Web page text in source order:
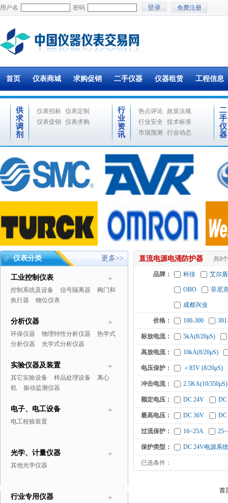
用户名 密码 免费注册
首页 仪表商城 求购促销 二手仪器 仪器租赁 工程信息
供
求
调
剂
仪表招标 仪表定制
仪表促销
仪表求购
行
业
资
讯
热点评论 政策法规
行业安全
技术标准
市场预测
行业动态
二
手
仪
器
仪表分类 更多>>
>
工业控制仪表
控制系统及设备 信号隔离器
阀门和
执行器
物位仪表
>
分析仪器
环保仪器 物理特性分析仪器
热学式
分析仪器
光学式分析仪器
>
实验仪器及装置
其它实验设备 样品处理设备
离心
机
振动监测仪器
>
电子、电工设备
电工校验装置
>
光学、计量仪器
其他光学仪器
>
行业专用仪器
推广商品 更多>>
直流电源电涌防护器 共0
品牌： 科佳 艾尔盾
OBO 菲尼
成都兴业
价格： 100-300
标放电流： 5kA(8/20μS)
高放电流： 10kA(8/20μS)
电压保护： ＜85V (8/20μS)
冲击电流： 2.5KA(10/350μS)
额定电压： DC 24V DC
最高电压： DC 36V DC
过流保护： 16~25A
保护类型： DC 24V电源系统
已选条件：
首